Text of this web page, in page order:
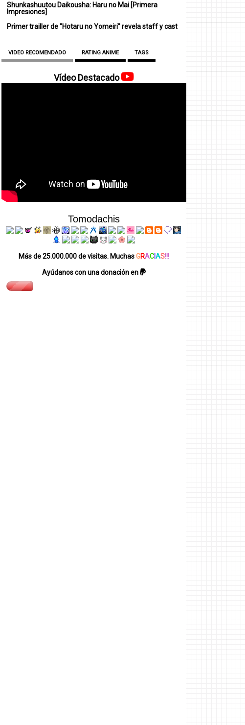
Shunkashuutou Daikousha: Haru no Mai [Primera
Impresiones]
Primer trailler de "Hotaru no Yomeiri" revela staff y cast
VIDEO RECOMENDADO RATING ANIME TAGS
Vídeo Destacado
Tomodachis
Más de 25.000.000 de visitas. MuchasGRACAS!!!
Ayúdanos con una donación en